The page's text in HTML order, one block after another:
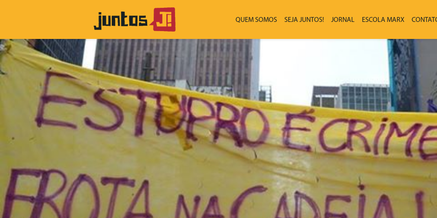
QUEM SOMOS SEJA JUNTOS! JORNAL ESCOLA MARX